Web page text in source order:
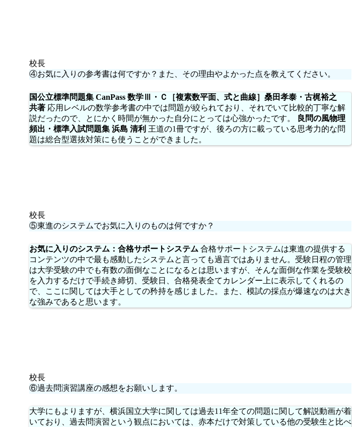
校長
④お気に入りの参考書は何ですか？また、その理由やよかった点を教えてください。
国公立標準問題集 CanPass 数学Ⅲ・Ｃ［複素数平面、式と曲線］桑田孝泰・古梶裕之
共著 応用レベルの数学参考書の中では問題が絞られており、それでいて比較的丁寧な解
説だったので、とにかく時間が無かった自分にとっては心強かったです。
良問の風物理
頻出・標準入試問題集 浜島 清利 王道の1冊ですが、後ろの方に載っている思考力的な問
題は総合型選抜対策にも使うことができました。
校長
⑤東進のシステムでお気に入りのものは何ですか？
お気に入りのシステム：合格サポートシステム 合格サポートシステムは東進の提供する
コンテンツの中で最も感動したシステムと言っても過言ではありません。受験日程の管理
は大学受験の中でも有数の面倒なことになるとは思いますが、そんな面倒な作業を受験校
を入力するだけで手続き締切、受験日、合格発表全てカレンダー上に表示してくれるの
で、ここに関しては大手としての矜持を感じました。また、模試の採点が爆速なのは大き
な強みであると思います。
校長
⑥過去問演習講座の感想をお願いします。
大学にもよりますが、横浜国立大学に関しては過去11年全ての問題に関して解説動画が着
いており、過去問演習という観点においては、赤本だけで対策している他の受験生と比べ